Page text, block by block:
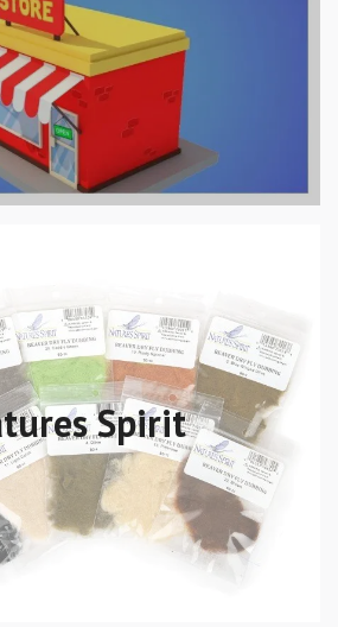
Spirit